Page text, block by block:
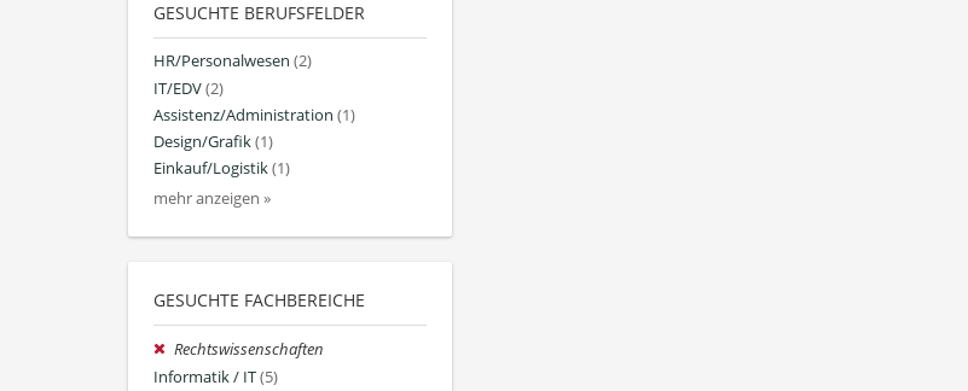
GESUCHTE BERUFSFELDER
HR/Personalwesen (2)
IT/EDV(2)
Assistenz/Administration (1)
Design/Grafik(1)
Einkauf/Logistik(1)
mehr anzeigen »
GESUCHTE FACHBEREICHE
Rechtswissenschaften
Informatik / IT(5)